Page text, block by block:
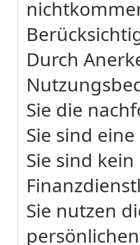
Durch
Sie die
Sie sind
Sie sind
Sie nutzen